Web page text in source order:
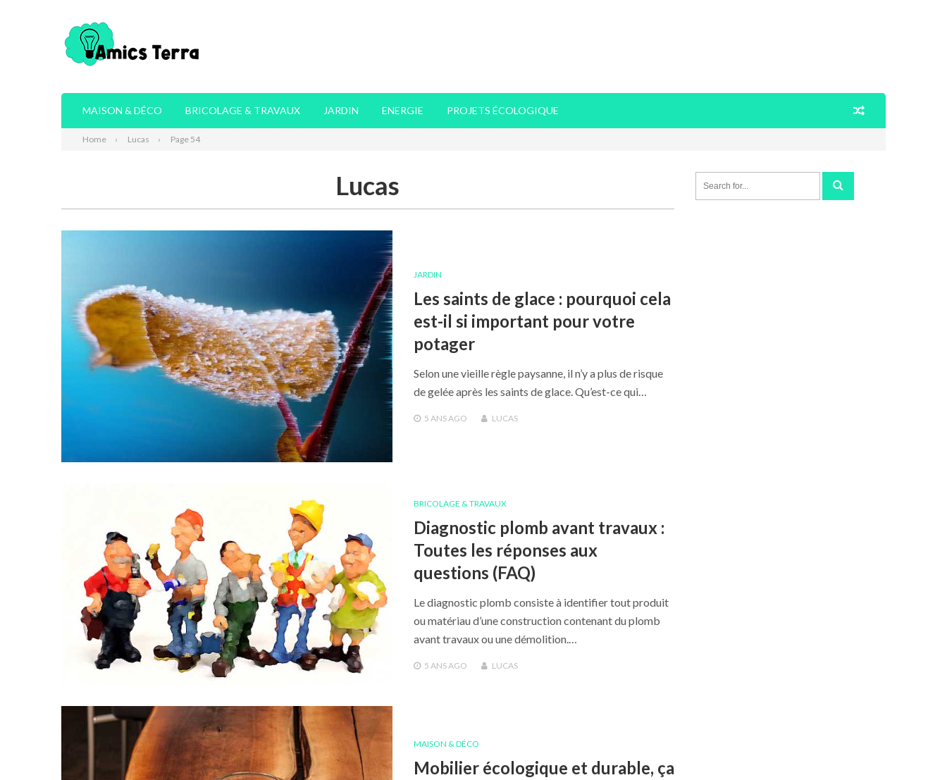
MAISON & DÉCO BRICOLAGE & TRAVAUX JARDIN ENERGIE PROJETS ÉCOLOGIQUE
Home Lucas Page 54
Lucas
JARDIN
Les saints de glace : pourquoi cela
est-il si important pour votre
potager
Selon une vieille règle paysanne, il n’y a plus de risque
de gelée après les saints de glace. Qu’est-ce qui…
5 ANSAGO LUCAS
BRICOLAGE & TRAVAUX
Diagnostic plomb avant travaux :
Toutes les réponses aux
questions (FAQ)
Le diagnostic plomb consiste à identifier tout produit
ou matériau d’une construction contenant du plomb
avant travaux ou une démolition.…
5 ANSAGO LUCAS
MAISON & DÉCO
Mobilier écologique et durable, ça